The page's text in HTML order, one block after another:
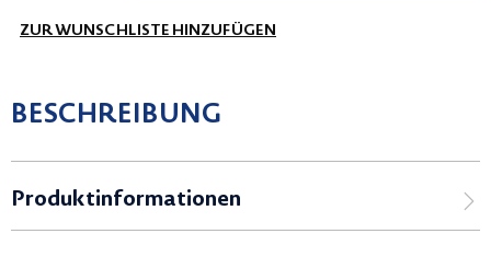
ZUR WUNSCHLISTE HINZUFÜGEN
BESCHREIBUNG
Produktinformationen